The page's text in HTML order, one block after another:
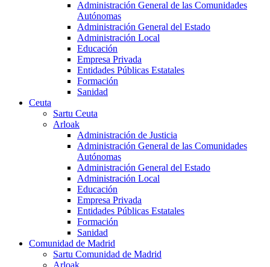
Administración General de las Comunidades
Autónomas
Administración General del Estado
Administración Local
Educación
Empresa Privada
Entidades Públicas Estatales
Formación
Sanidad
Ceuta
Sartu Ceuta
Arloak
Administración de Justicia
Administración General de las Comunidades
Autónomas
Administración General del Estado
Administración Local
Educación
Empresa Privada
Entidades Públicas Estatales
Formación
Sanidad
Comunidad de Madrid
Sartu Comunidad de Madrid